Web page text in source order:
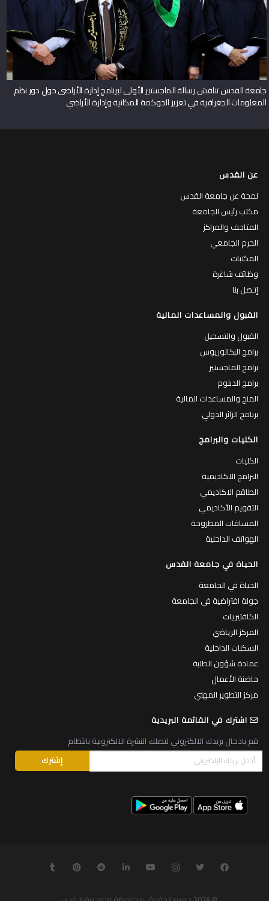
جامعة القدس تناقش رسالة الماجستير الأولى لبرنامج إدارة الأراضي حول دور نظم
المعلومات الجغرافية في تعزيز الحوكمة المكانية وإدارة الأراضي
عن القدس
لمحة عن جامعة القدس
مكتب رئيس الجامعة
المتاحف والمراكز
الحرم الجامعي
المكتبات
وظائف شاغرة
إتـصل بنا
القبول والمساعدات المالية
القبول والتسجيل
برامج البكالوريوس
برامج الماجستير
برامج الدبلوم
المنح والمساعدات المالية
برنامج الزائر الدولي
الكليات والبرامج
الكليات
البرامج الاكاديمية
الطاقم الاكاديمي
التقويم الأكاديمي
المساقات المطروحة
الهواتف الداخلية
الحياة في جامعة القدس
الحياة في الجامعة
جولة افتراضية في الجامعة
الكافتيريات
المركز الرياضي
السكنات الداخلية
عمادة شؤون الطلبة
حاضنة الأعمال
مركز التطوير المهني
اشترك في القائمة البريدية
قم بادخال بريدك الالكتروني لتصلك النشرة الالكترونية بانتظام